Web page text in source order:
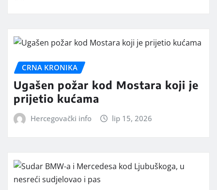
CRNA KRONIKA
Ugašen požar kod Mostara koji je
prijetio kućama
Hercegovački info lip 15, 2026